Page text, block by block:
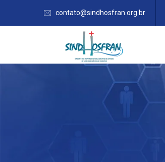
contato@sindhosfran.org.br